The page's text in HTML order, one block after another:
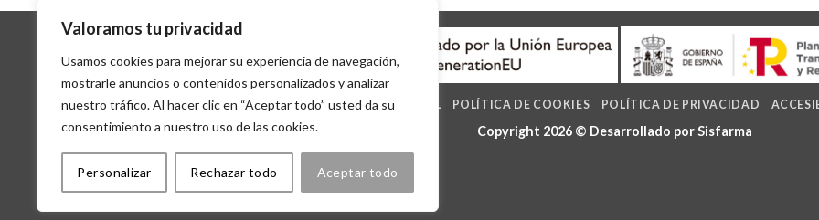
Valoramos tu privacidad
Usamos cookies para mejorar su experiencia de navegación,
mostrarle anuncios o contenidos personalizados y analizar
nuestro tráfico. Al hacer clic en “Aceptar todo” usted da su
consentimiento a nuestro uso de las cookies.
Personalizar Rechazar todo Aceptar todo
AVISO LEGAL POLÍTICA DE COOKIES POLÍTICA DE PRIVACIDAD
Copyright 2026 © Desarrollado porSisfarma